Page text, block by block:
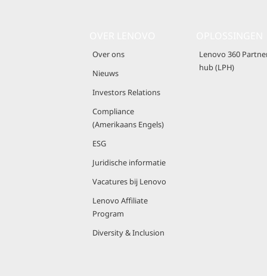
Over ons
Nieuws
Investors Relations
Compliance
(Amerikaans Engels)
ESG
Juridische informatie
Vacatures bij Lenovo
Lenovo Affiliate
Program
Diversity & Inclusion
Lenovo 360
hub (LPH)